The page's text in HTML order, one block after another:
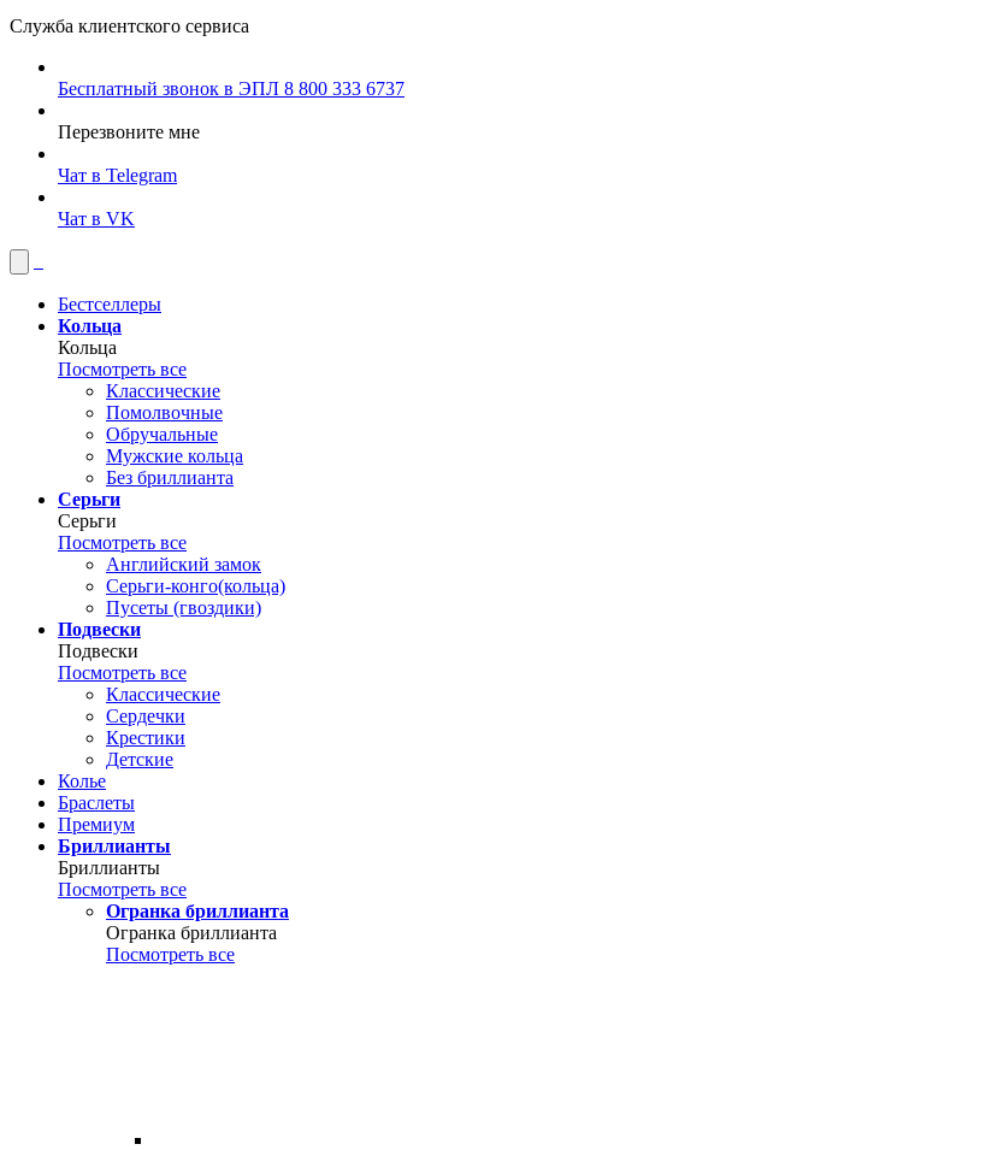
Служба клиентского сервиса
Бесплатный звонок в ЭПЛ 8 800 333 6737
Перезвоните мне
Чат в Telegram
Чат в VK
Бестселлеры
Кольца
Кольца
Посмотреть все
Классические
Помолвочные
Обручальные
Мужские кольца
Без бриллианта
Серьги
Серьги
Посмотреть все
Английский замок
Серьги-конго(кольца)
Пусеты (гвоздики)
Подвески
Подвески
Посмотреть все
Классические
Сердечки
Крестики
Детские
Колье
Браслеты
Премиум
Бриллианты
Бриллианты
Посмотреть все
Огранка бриллианта
Огранка бриллианта
Посмотреть все